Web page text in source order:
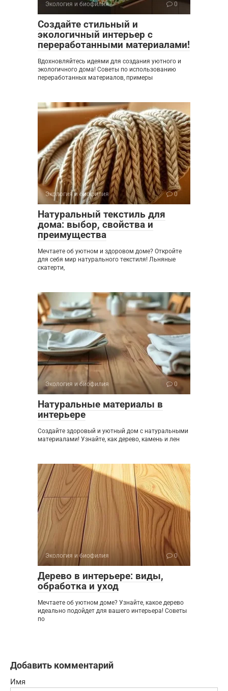
Экология и биофилия 0
Создайте стильный и
экологичный интерьер с
переработанными материалами!
Вдохновляйтесь идеями для создания уютного и
экологичного дома! Советы по использованию
переработанных материалов, примеры
Экология и биофилия 0
Натуральный текстиль для
дома: выбор, свойства и
преимущества
Мечтаете об уютном и здоровом доме? Откройте
для себя мир натурального текстиля! Льняные
скатерти,
Экология и биофилия 0
Натуральные материалы в
интерьере
Создайте здоровый и уютный дом с натуральными
материалами! Узнайте, как дерево, камень и лен
Экология и биофилия 0
Дерево в интерьере: виды,
обработка и уход
Мечтаете об уютном доме? Узнайте, какое дерево
идеально подойдет для вашего интерьера! Советы
по
Добавить комментарий
Имя